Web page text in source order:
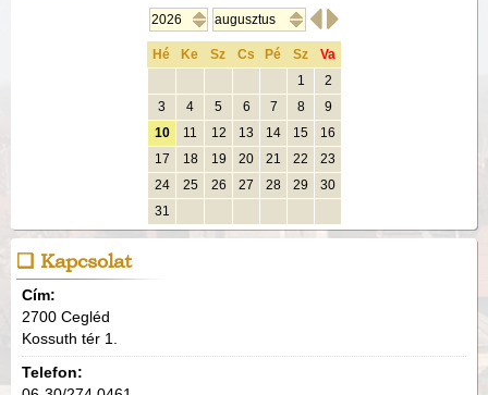

Hé Ke Sz Cs Pé Sz
Va
1
2
3
4 5 6 7 8
9
10
11 12 13 14 15
16
17
18 19 20 21 22
23
24
25 26 27 28 29
30
31
Kapcsolat
Cím:
2700 Cegléd
Kossuth tér 1.
Telefon: